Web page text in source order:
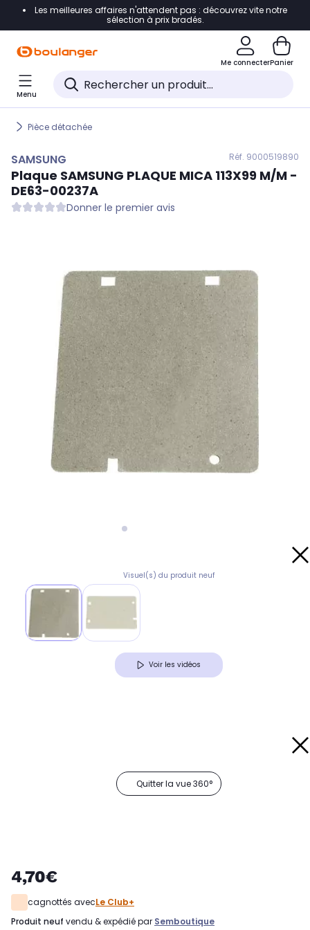
Accéder directement à la navigation
Accéder directement au pied de page
Accéder directement au chatbot
Les meilleures affaires n'attendent pas : découvrez vite notre
sélection à prix bradés.
Me connecterPanier
Menu
Pièce détachée
SAMSUNG Réf. 9000519890
Plaque SAMSUNG PLAQUE MICA 113X99 M/M -
DE63-00237A
Donner le premier avis
Visuel(s) du produit neuf
Voir les vidéos
Quitter la vue 360°
4,70€
cagnottés avecLe Club+
produit neuf vendu & expédié par Semboutique